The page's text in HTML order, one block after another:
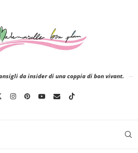
da insider di una coppia di bon vivant.